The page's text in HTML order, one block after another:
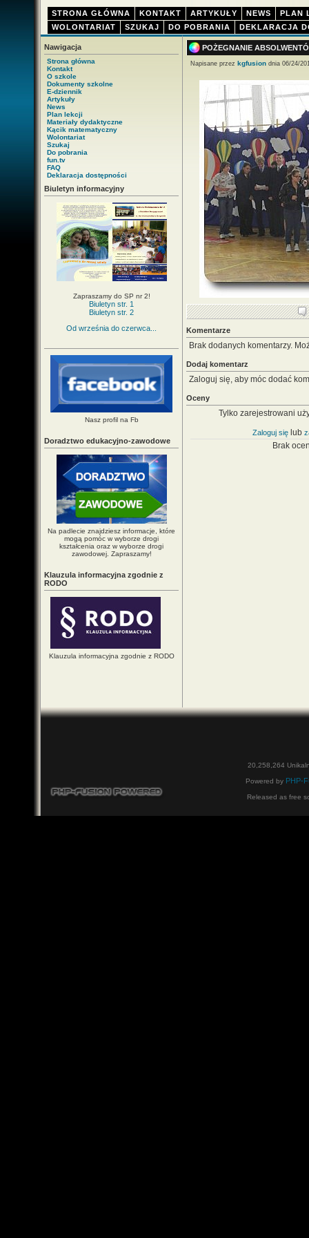
STRONA GŁÓWNA KONTAKT ARTYKUŁY NEWS
PLAN
WOLONTARIAT
SZUKAJ DO POBRANIA DEKLARACJA
Nawigacja
Strona główna
Kontakt
O szkole
Dokumenty szkolne
E-dziennik
Artykuły
News
Plan lekcji
Materiały dydaktyczne
Kącik matematyczny
Wolontariat
Szukaj
Do pobrania
fun.tv
FAQ
Deklaracja dostępności
Biuletyn informacyjny
Zapraszamy do SP nr 2!
Biuletyn str. 1
Biuletyn str. 2
Od września do czerwca...
Nasz profil na Fb
Doradztwo edukacyjno-zawodowe
Na padlecie znajdziesz informacje, które
mogą pomóc w wyborze drogi
kształcenia oraz w wyborze drogi
zawodowej. Zapraszamy!
Klauzula informacyjna zgodnie z
RODO
Klauzula informacyjna zgodnie z RODO
POŻEGNANIE
Napisane przez kgfusion dnia 06/24/
Komentarze
Brak dodanych komentarzy.
Dodaj komentarz
Zaloguj się, aby móc dodać
Oceny
Tylko zarejestrowani
Zaloguj się lub
Brak
20,258,264
Powered by PHP-
Released as free